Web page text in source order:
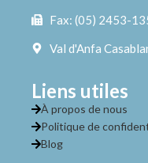
Fax: (05) 2453-
Val d'Anfa
Liens utiles
À propos de nous
Politique de
Blog